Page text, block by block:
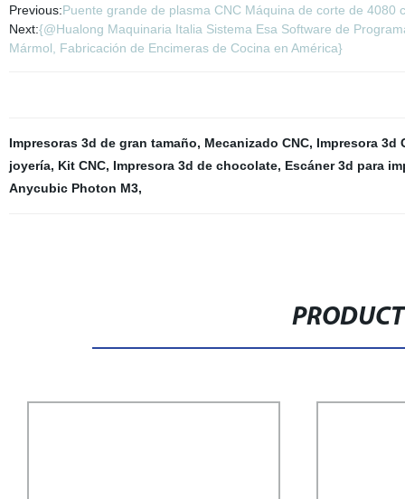
Previous:Puente grande de plasma CNC Máquina de corte de
Next:{@Hualong Maquinaria Italia Sistema Esa Software de
Mármol, Fabricación de Encimeras de Cocina en América}
Impresoras 3d de gran tamaño, Mecanizado CNC, Impresora 3d
joyería, Kit CNC, Impresora 3d de chocolate, Escáner 3d para
Anycubic Photon M3,